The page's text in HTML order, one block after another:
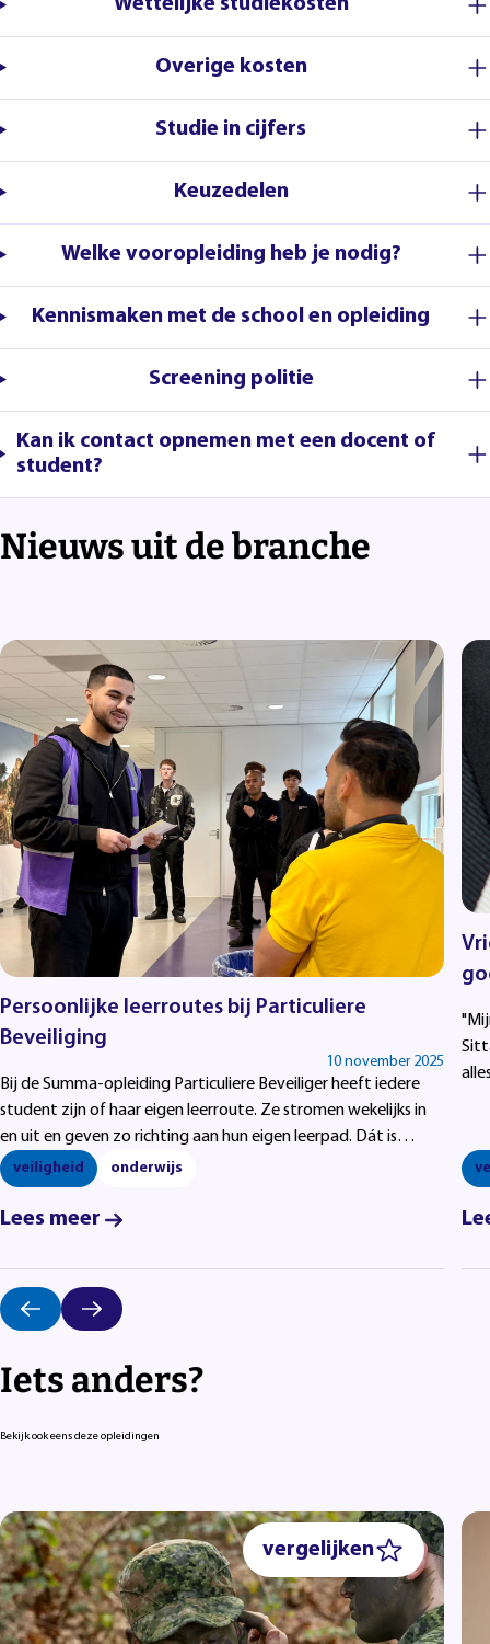
Wettelijke studiekosten
Overige kosten
Studie in cijfers
Keuzedelen
Welke vooropleiding heb je nodig?
Kennismaken met de school en opleiding
Screening politie
Kan ik contact opnemen met een docent of
student?
Nieuws uit de branche
Persoonlijke leerroutes bij Particuliere
Beveiliging
10 november 2025
Bij de Summa-opleiding Particuliere Beveiliger heeft iedere
student zijn of haar eigen leerroute. Ze stromen wekelijks in
en uit en geven zo richting aan hun eigen leerpad. Dát is
flexibel onderwijs!
veiligheid onderwijs
Lees meer
Iets anders?
Bekijk ook eens deze opleidingen
vergelijken